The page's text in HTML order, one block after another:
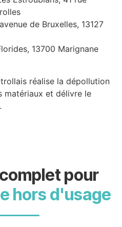
de Bruxelles, 13127
13700 Marignane
réalise la dépollution
matériaux et délivre le
.
pour
hors d'usage